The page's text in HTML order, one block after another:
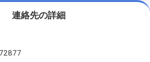
連絡先の詳細